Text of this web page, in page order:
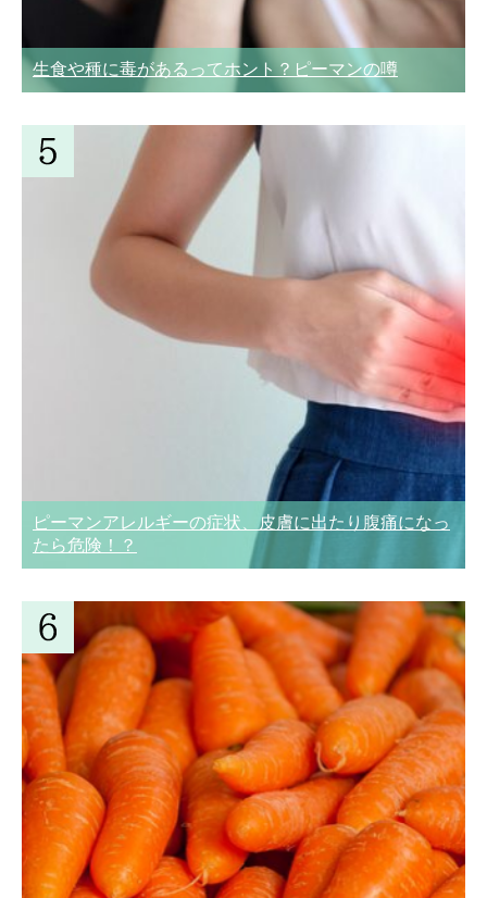
生食や種に毒があるってホント？ピーマンの噂
ピーマンアレルギーの症状、皮膚に出たり腹痛になっ
たら危険！？